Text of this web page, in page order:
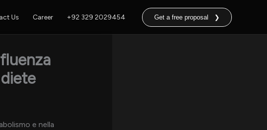
Us Career +92 329 2029454 Get a free proposal ❯
e nella